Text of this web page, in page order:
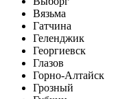
Вязьма
Гатчина
Геленджик
Георгиевск
Глазов
Горно-Алтайск
Грозный